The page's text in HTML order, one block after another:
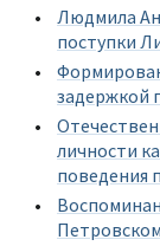
Людмила
поступки
задержкой
личности
поведения
Петровском